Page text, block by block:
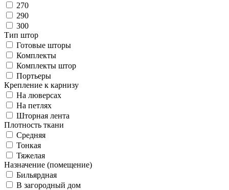
270
290
300
Тип штор
Готовые шторы
Комплекты
Комплекты штор
Портьеры
Крепление к карнизу
На люверсах
На петлях
Шторная лента
Плотность ткани
Средняя
Тонкая
Тяжелая
Назначение (помещение)
Бильярдная
В загородный дом